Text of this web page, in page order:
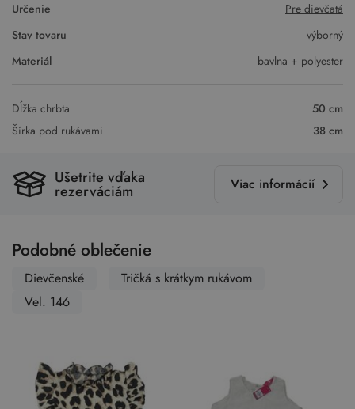
Určenie
Pre dievčatá
Stav tovaru
výborný
Materiál
bavlna + polyester
Dĺžka chrbta
50 cm
Šírka pod rukávami
38 cm
Ušetrite vďaka
rezerváciám Viac informácií
Podobné oblečenie
Dievčenské
Tričká s krátkym rukávom
Vel. 146